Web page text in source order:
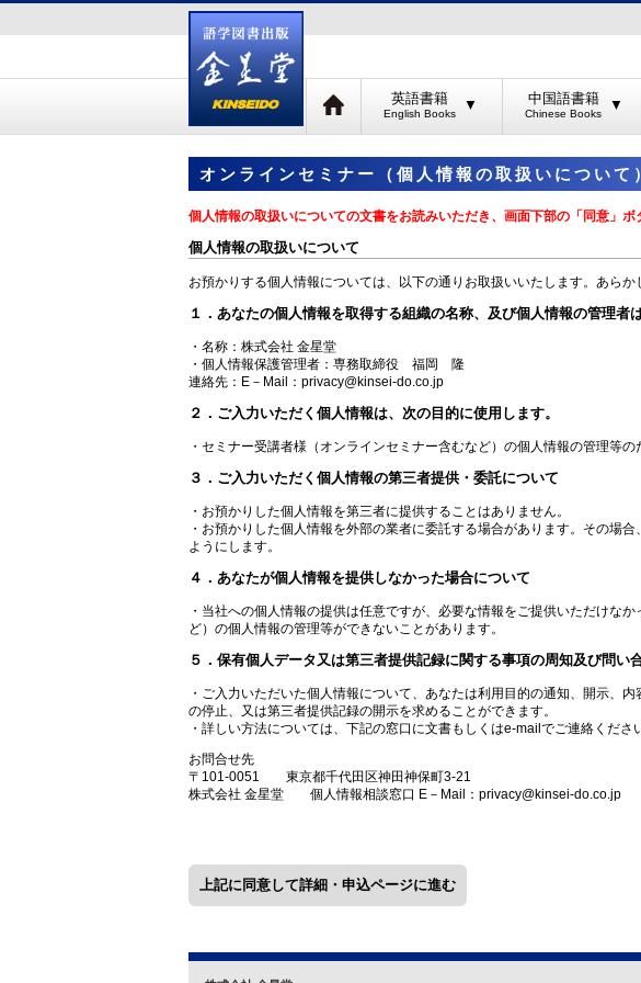
英語書籍 ▼ 中国語書籍 ▼
オンラインセミナー（個人情報の取扱いについて
個人情報の取扱いについての文書をお読みいただき、画面下部の「同意」ボ
個人情報の取扱いについて
お預かりする個人情報については、以下の通りお取扱いいたします。あらか
１．あなたの個人情報を取得する組織の名称、及び個人情報の管理者
・名称：株式会社 金星堂
・個人情報保護管理者：専務取締役 福岡 隆
連絡先：E－Mail：privacy@kinsei-do.co.jp
２．ご入力いただく個人情報は、次の目的に使用します。
・セミナー受講者様（オンラインセミナー含むなど）の個人情報の管理等の
３．ご入力いただく個人情報の第三者提供・委託について
・お預かりした個人情報を第三者に提供することはありません。
・お預かりした個人情報を外部の業者に委託する場合があります。その場
ようにします。
４．あなたが個人情報を提供しなかった場合について
・当社への個人情報の提供は任意ですが、必要な情報をご提供いただけな
ど）の個人情報の管理等ができないことがあります。
５．保有個人データ又は第三者提供記録に関する事項の周知及び問い
・ご入力いただいた個人情報について、あなたは利用目的の通知、開示、
の停止、又は第三者提供記録の開示を求めることができます。
・詳しい方法については、下記の窓口に文書もしくはe-mailでご連絡くださ
お問合せ先
〒101-0051 東京都千代田区神田神保町3-21
株式会社 金星堂 個人情報相談窓口 E－Mail：privacy@kinsei-do.co.jp
上記に同意して詳細・申込ページに進む